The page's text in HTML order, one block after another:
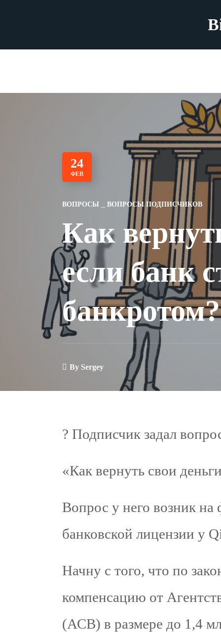
24
ФЕВ
ВОПРОСЫ ВОПРОСЫ ПОДПИСЧИКОВ
Как
если банк
банкротом?
By Sergey
? Подписчик задал
«Как вернуть свои
Вопрос у него возник
банковской лицензии у
Начну с того, что по
компенсацию от
(АСВ) в размере до 1,4